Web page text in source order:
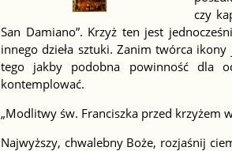
czy
San Damiano”. Krzyż ten jest
innego dzieła sztuki. Zanim twórca
tego jakby podobna powinność dla
kontemplować.
„Modlitwy św. Franciszka przed krzyżem
Najwyższy, chwalebny Boże, rozjaśnij